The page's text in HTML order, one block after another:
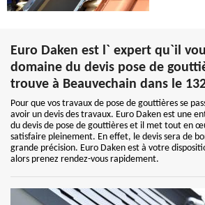
Euro Daken est l` expert qu`il
domaine du devis pose de
trouve à Beauvechain dans le
Pour que vos travaux de pose de gouttières se
avoir un devis des travaux. Euro Daken est une
du devis de pose de gouttières et il met tout en
satisfaire pleinement. En effet, le devis sera de
grande précision. Euro Daken est à votre
alors prenez rendez-vous rapidement.